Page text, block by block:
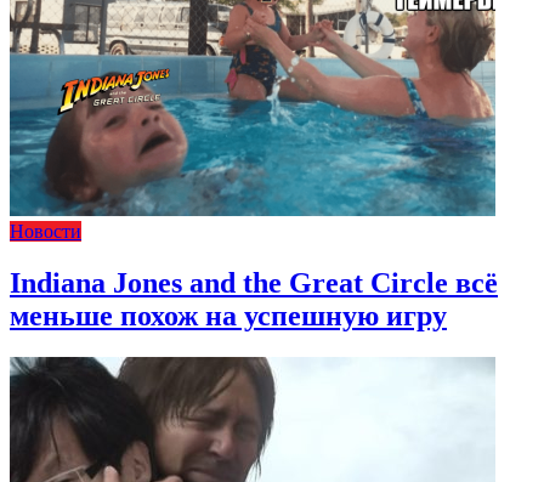
Новости
Indiana Jones and the Great Circle всё
меньше похож на успешную игру